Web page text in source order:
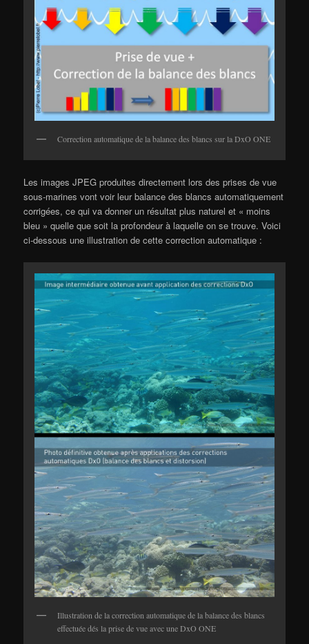
Correction automatique de la balance des blancs sur la DxO ONE
Les images JPEG produites directement lors des prises de vue
sous-marines vont voir leur balance des blancs automatiquement
corrigées, ce qui va donner un résultat plus naturel et « moins
bleu » quelle que soit la profondeur à laquelle on se trouve. Voici
ci-dessous une illustration de cette correction automatique :
Illustration de la correction automatique de la balance des blancs
effectuée dés la prise de vue avec une DxO ONE